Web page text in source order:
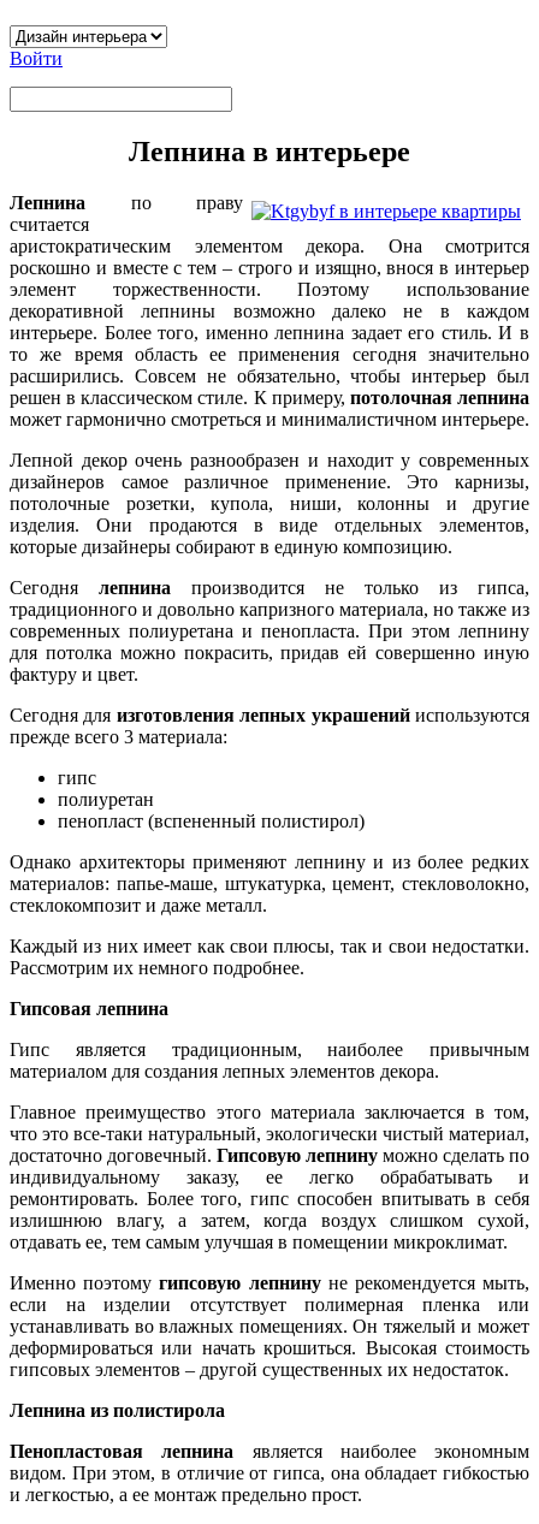
Войти
Лепнина в интерьере
Лепнина по праву
считается
аристократическим элементом декора. Она смотрится
роскошно и вместе с тем – строго и изящно, внося в интерьер
элемент торжественности. Поэтому использование
декоративной лепнины возможно далеко не в каждом
интерьере. Более того, именно лепнина задает его стиль. И в
то же время область ее применения сегодня значительно
расширились. Совсем не обязательно, чтобы интерьер был
решен в классическом стиле. К примеру, потолочная лепнина
может гармонично смотреться и минималистичном интерьере.
Лепной декор очень разнообразен и находит у современных
дизайнеров самое различное применение. Это карнизы,
потолочные розетки, купола, ниши, колонны и другие
изделия. Они продаются в виде отдельных элементов,
которые дизайнеры собирают в единую композицию.
Сегодня лепнина производится не только из гипса,
традиционного и довольно капризного материала, но также из
современных полиуретана и пенопласта. При этом лепнину
для потолка можно покрасить, придав ей совершенно иную
фактуру и цвет.
Сегодня для изготовления лепных украшенийиспользуются
прежде всего 3 материала:
гипс
полиуретан
пенопласт (вспененный полистирол)
Однако архитекторы применяют лепнину и из более редких
материалов: папье-маше, штукатурка, цемент, стекловолокно,
стеклокомпозит и даже металл.
Каждый из них имеет как свои плюсы, так и свои недостатки.
Рассмотрим их немного подробнее.
Гипсовая лепнина
Гипс является традиционным, наиболее привычным
материалом для создания лепных элементов декора.
Главное преимущество этого материала заключается в том,
что это все-таки натуральный, экологически чистый материал,
достаточно договечный. Гипсовую лепнину можно сделать по
индивидуальному заказу, ее легко обрабатывать и
ремонтировать. Более того, гипс способен впитывать в себя
излишнюю влагу, а затем, когда воздух слишком сухой,
отдавать ее, тем самым улучшая в помещении микроклимат.
Именно поэтомугипсовую лепнинуне рекомендуется мыть,
если на изделии отсутствует полимерная пленка или
устанавливать во влажных помещениях. Он тяжелый и может
деформироваться или начать крошиться. Высокая стоимость
гипсовых элементов – другой существенных их недостаток.
Лепнина из полистирола
Пенопластовая лепнина является наиболее экономным
видом. При этом, в отличие от гипса, она обладает гибкостью
и легкостью, а ее монтаж предельно прост.